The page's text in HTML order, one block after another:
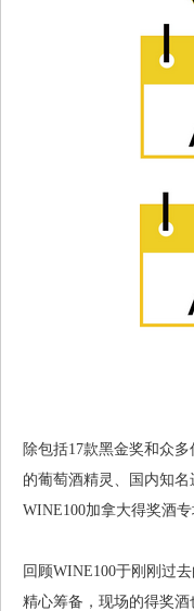
除包括17款黑金奖和众
的葡萄酒精灵、国内知名
WINE100加拿大得奖酒
回顾WINE100于刚刚过
精心筹备，现场的得奖